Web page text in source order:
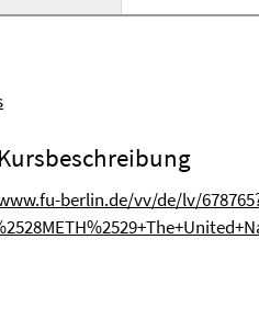
berlin.de/vv/de/lv/